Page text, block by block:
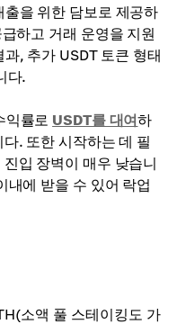
을 위한 담보로 제공하
하고 거래 운영을 지원
, 추가 USDT 토큰 형태
다.
익률로 USDT를 대여하
. 또한 시작하는 데 필
입 장벽이 매우 낮습니
내에 받을 수 있어 락업
소액 풀 스테이킹도 가